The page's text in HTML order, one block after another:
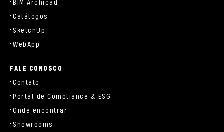
BIM Archicad
Catálogos
SketchUp
WebApp
FALE CONOSCO
Contato
Portal de Compliance & ESG
Onde encontrar
Showrooms